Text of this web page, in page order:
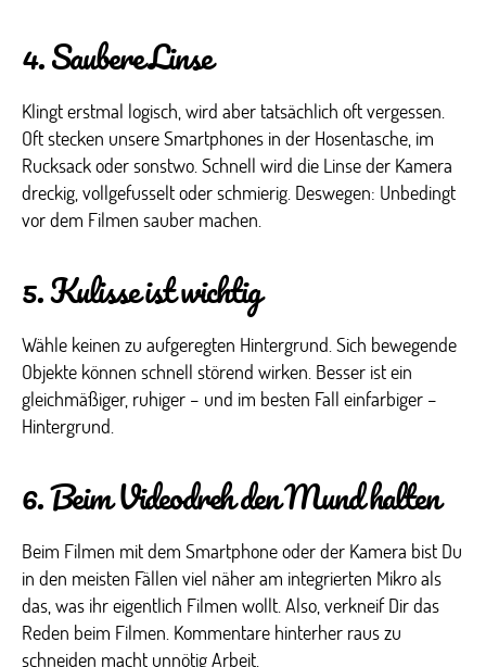
4. Saubere Linse
Klingt erstmal logisch, wird aber tatsächlich oft vergessen.
Oft stecken unsere Smartphones in der Hosentasche, im
Rucksack oder sonstwo. Schnell wird die Linse der Kamera
dreckig, vollgefusselt oder schmierig. Deswegen: Unbedingt
vor dem Filmen sauber machen.
5. Kulisse ist wichtig
Wähle keinen zu aufgeregten Hintergrund. Sich bewegende
Objekte können schnell störend wirken. Besser ist ein
gleichmäßiger, ruhiger – und im besten Fall einfarbiger –
Hintergrund.
6. Beim Videodreh den Mund halten
Beim Filmen mit dem Smartphone oder der Kamera bist Du
in den meisten Fällen viel näher am integrierten Mikro als
das, was ihr eigentlich Filmen wollt. Also, verkneif Dir das
Reden beim Filmen. Kommentare hinterher raus zu
schneiden macht unnötig Arbeit.